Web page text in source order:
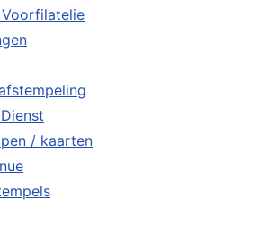
Voorfilatelie
/ kaarten